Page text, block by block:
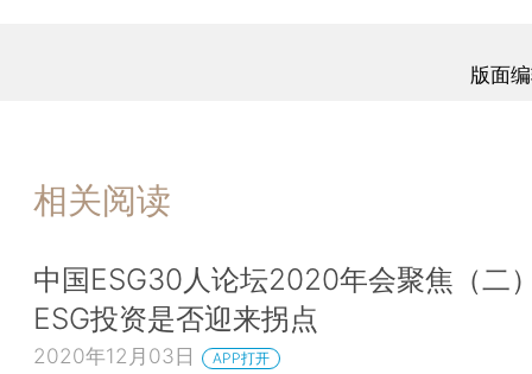
八市推出试验区的时候，地方政府有很大能量的，但是没有做绿色
方面动力是不够的，中央和地方如何在发展绿色金融方面更好地协调
一个政策集成和协同就是政府职能部门，包括规划、建筑、环境、能
职能部门怎么协调。有关的信息评估缺少信息，环境部门信息怎么样
版面
相关阅读
中国ESG30人论坛2020年会聚焦（二
ESG投资是否迎来拐点
2020年12月03日 APP打开